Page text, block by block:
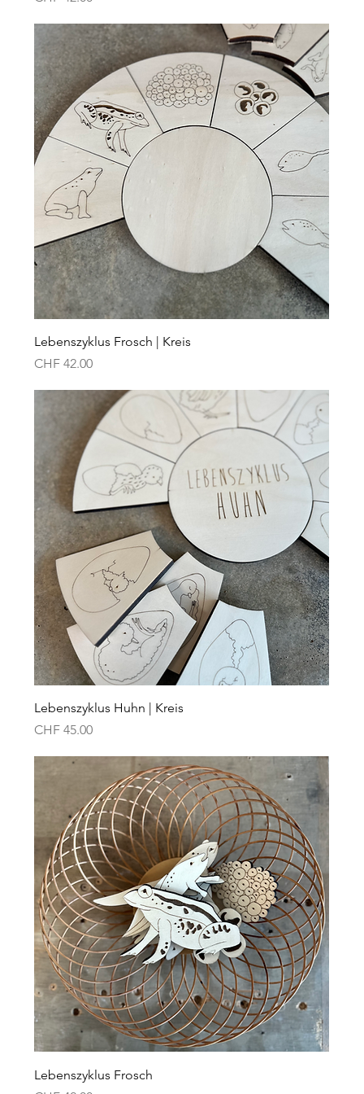
Lebenszyklus Frosch | Kreis
Preis
CHF 42.00
Lebenszyklus Huhn | Kreis
Preis
CHF 45.00
Lebenszyklus Frosch